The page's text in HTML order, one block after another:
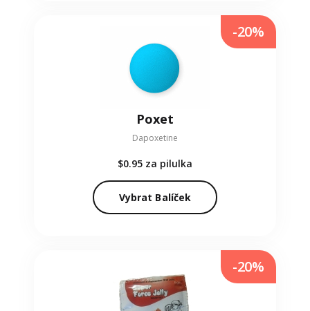
Poxet
Dapoxetine
$0.95 za pilulka
Vybrat Balíček
-20%
-20%